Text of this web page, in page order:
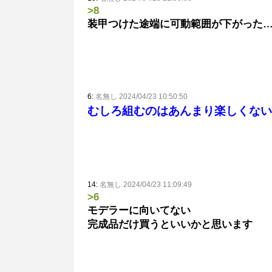
>8
装甲つけた途端に可動範囲が下がった
6: 名無し 2024/04/23 10:50:50
むしろ組むのはあんまり楽しくない
14: 名無し 2024/04/23 11:09:49
>6
モデラーに向いてない
完成品だけ買うといいかと思います